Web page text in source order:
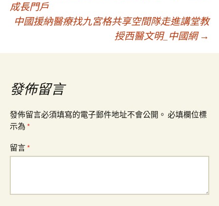
章
導
覽
成長門戶
中國援納醫療找九宮格共享空間隊走進講堂教
授西醫文明_中國網 →
發佈留言
發佈留言必須填寫的電子郵件地址不會公開。 必填欄位標
示為 *
留言 *